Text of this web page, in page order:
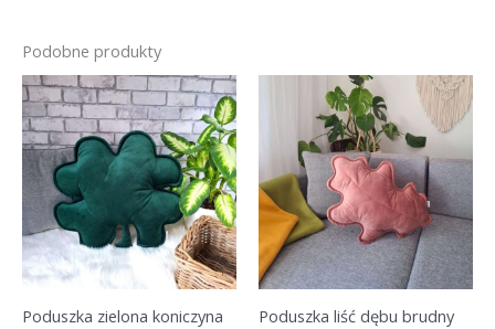
Podobne produkty
Poduszka zielona koniczyna
Poduszka liść dębu brudny